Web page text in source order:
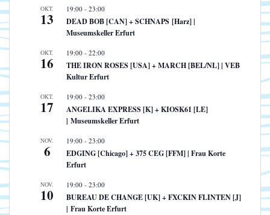
OKT.
13
19:00 - 23:00
DEAD BOB [CAN] + SCHNAPS [Harz] |
Museumskeller Erfurt
OKT.
16
19:00 - 22:00
THE IRON ROSES [USA] + MARCH [BEL/NL] | VEB
Kultur Erfurt
OKT.
17
19:00 - 23:00
ANGELIKA EXPRESS [K] + KIOSK61 [LE]
| Museumskeller Erfurt
NOV.
6
19:00 - 23:00
EDGING [Chicago] + 375 CEG [FFM] | Frau Korte
Erfurt
NOV.
10
19:00 - 23:00
BUREAU DE CHANGE [UK] + FXCKIN FLINTEN [J]
| Frau Korte Erfurt